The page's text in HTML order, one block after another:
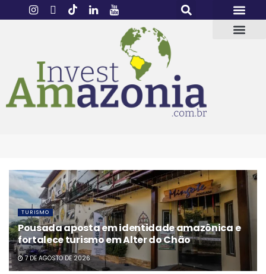
TURISMO
Pousada aposta em identidade amazônica e
fortalece turismo em Alter do Chão
7 DE AGOSTO DE 2026